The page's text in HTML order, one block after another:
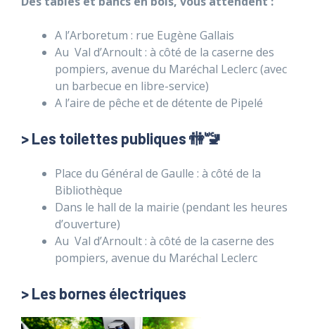
A l’Arboretum : rue Eugène Gallais
Au Val d’Arnoult : à côté de la caserne des
pompiers, avenue du Maréchal Leclerc (avec
un barbecue en libre-service)
A l’aire de pêche et de détente de Pipelé
> Les toilettes publiques🚻🚾
Place du Général de Gaulle : à côté de la
Bibliothèque
Dans le hall de la mairie (pendant les heures
d’ouverture)
Au Val d’Arnoult : à côté de la caserne des
pompiers, avenue du Maréchal Leclerc
> Les bornes électriques